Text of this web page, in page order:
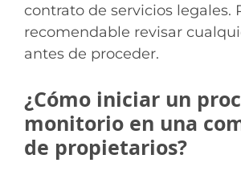
contrato de servicios legales.
recomendable revisar
antes de proceder.
¿Cómo iniciar un
monitorio en una
de propietarios?